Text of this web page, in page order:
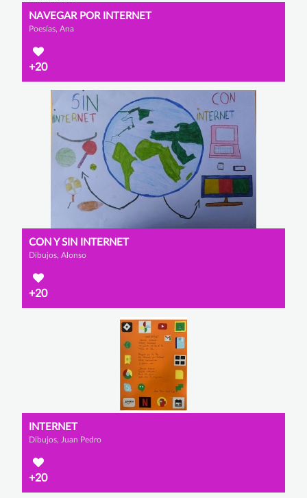
NAVEGAR POR INTERNET
Poesías, Ana
+20
CON Y SIN INTERNET
Dibujos, Alonso
+20
INTERNET
Dibujos, Juan Pedro
+20